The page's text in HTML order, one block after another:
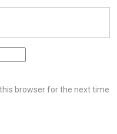
browser for the next time